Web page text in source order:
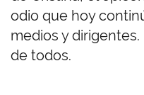
odio que hoy
medios y
de todos.